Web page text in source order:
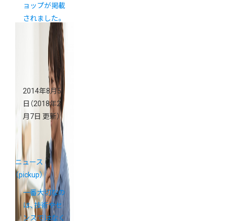
ョップが掲載
されました。
2014年8月5
日 （2018年2
月7日 更新）
ニュース
（pickup）
一番大切なの
は、技術やセ
ンスではなく